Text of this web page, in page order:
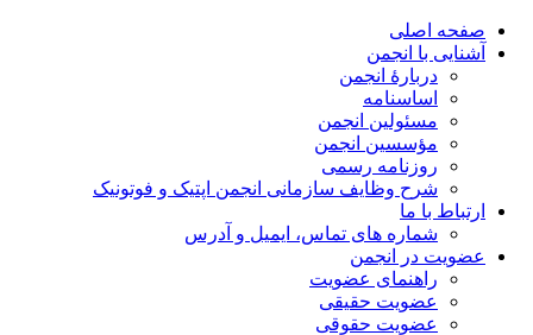
صفحه اصلی
آشنایی با انجمن
دربارۀ انجمن
اساسنامه
مسئولین انجمن
مؤسسین انجمن
روزنامه رسمی
شرح وظایف سازمانی انجمن اپتیک و فوتونیک
ارتباط با ما
شماره های تماس، ایمیل و آدرس
عضویت در انجمن
راهنمای عضویت
عضویت حقیقی
عضویت حقوقی